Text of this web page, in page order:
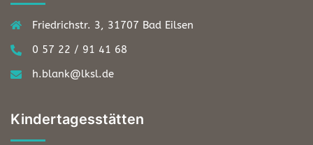
Friedrichstr. 3, 31707 Bad Eilsen
0 57 22 / 91 41 68
h.blank@lksl.de
Kindertagesstätten